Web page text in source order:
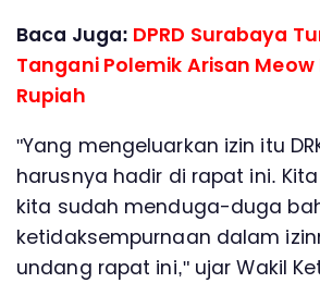
Baca Juga: DPRD Surabaya
Tangani Polemik Arisan
Rupiah
"Yang mengeluarkan izin itu
harusnya hadir di rapat ini.
kita sudah menduga-duga
ketidaksempurnaan dalam
undang rapat ini," ujar Wakil